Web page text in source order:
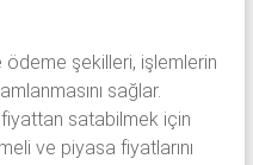
şekilleri, işlemlerin
sağlar.
fiyattan satabilmek için
ve piyasa fiyatlarını